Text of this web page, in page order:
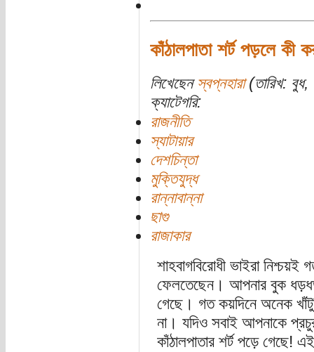
কাঁঠালপাতা শর্ট পড়লে কী
লিখেছেন স্বপ্নহারা(তারিখ: বুধ,
ক্যাটেগরি:
রাজনীতি
স্যাটায়ার
দেশচিন্তা
মুক্তিযুদ্ধ
রান্নাবান্না
ছাগু
রাজাকার
শাহবাগবিরোধী ভাইরা নিশ্চয়ই
ফেলতেছেন। আপনার বুক
গেছে। গত কয়দিনে অনেক
না। যদিও সবাই আপনাকে প্রচুর
কাঁঠালপাতার শর্ট পড়ে গেছে!